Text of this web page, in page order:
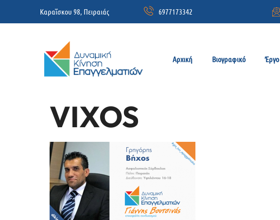
Καραΐσκου 98, Πειραιάς 6977173342
Αρχική Βιογραφικό Έργο
VIXOS